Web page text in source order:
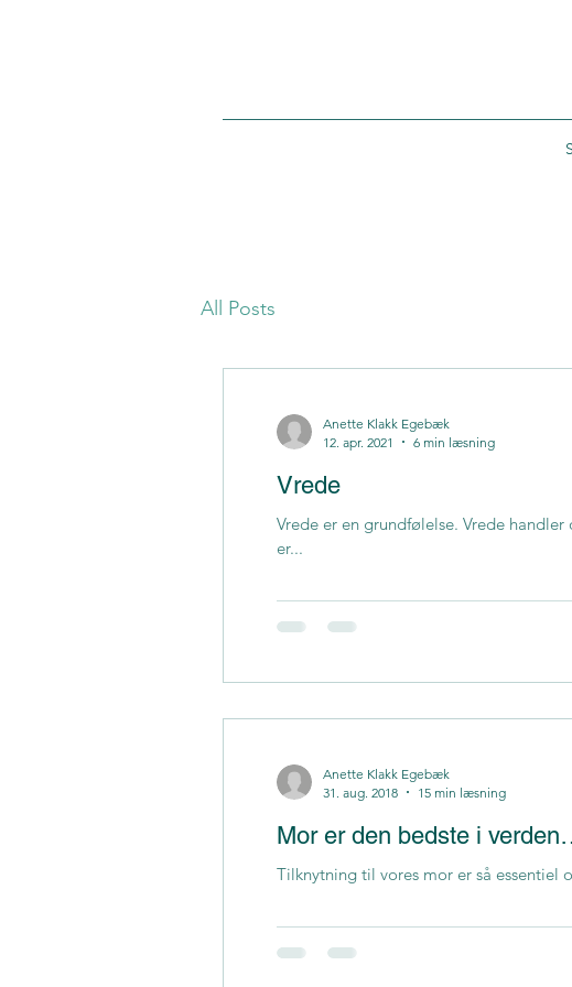
All Posts
Anette Klakk Egebæk
12. apr. 2021
6 min læsning
Vrede
Vrede er en grundfølelse. Vrede
er...
Anette Klakk Egebæk
31. aug. 2018
15 min læsning
Mor er den bedste i
Tilknytning til vores mor er så